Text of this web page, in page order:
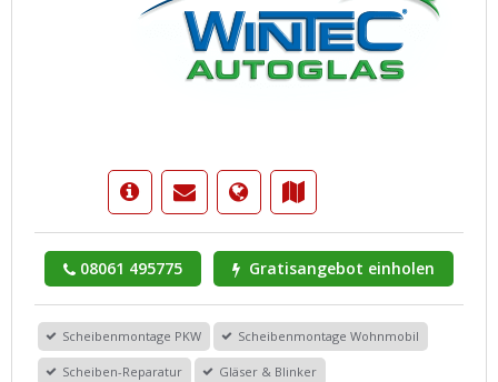
08061 495775 Gratisangebot einholen
Scheibenmontage PKW Scheibenmontage Wohnmobil
Scheiben-Reparatur Gläser & Blinker